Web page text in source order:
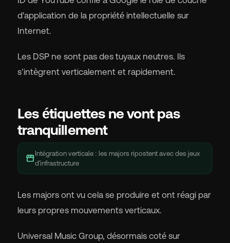
d'application de la propriété intellectuelle sur
Internet.
Les DSP ne sont pas des tuyaux neutres. Ils
s’intègrent verticalement et rapidement.
Les étiquettes ne vont pas
tranquillement
storefront Intégration verticale : les majors ripostent avec des jeux
d'infrastructure
Les majors ont vu cela se produire et ont réagi par
leurs propres mouvements verticaux.
Universal Music Group, désormais coté sur